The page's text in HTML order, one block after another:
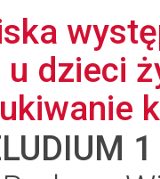
dzieci
1